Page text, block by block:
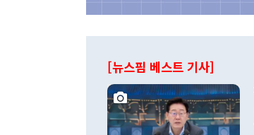
[뉴스핌 베스트 기사]